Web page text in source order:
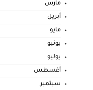
مارس
أبريل
مايو
يونيو
يوليو
أغسطس
سبتمبر